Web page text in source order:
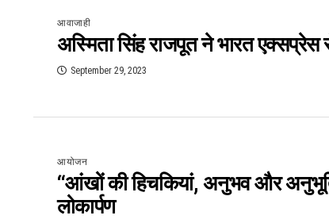
आवाजाही
अस्मिता सिंह राजपूत ने भारत एक्सप्रेस
September 29, 2023
आयोजन
“आंखों की हिचकियां, अनुभव और
लोकार्पण